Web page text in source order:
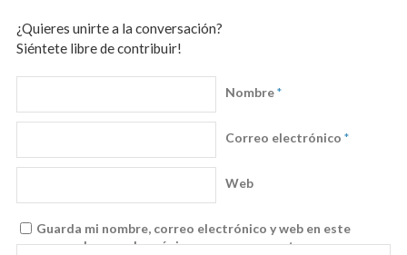
¿Quieres unirte a la conversación?
Siéntete libre de contribuir!
Nombre*
Correo electrónico *
Web
Guarda mi nombre, correo electrónico y web en este
navegador para la próxima vez que comente.